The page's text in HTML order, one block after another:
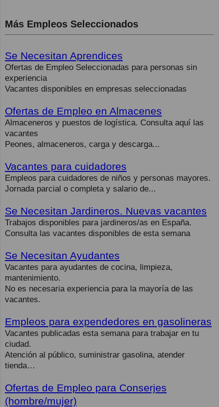
Más Empleos Seleccionados
Se Necesitan Aprendices
Ofertas de Empleo Seleccionadas para personas sin
experiencia
Vacantes disponibles en empresas seleccionadas
Ofertas de Empleo en Almacenes
Almaceneros y puestos de logística. Consulta aquí las
vacantes
Peones, almaceneros, carga y descarga...
Vacantes para cuidadores
Empleos para cuidadores de niños y personas mayores.
Jornada parcial o completa y salario de...
Se Necesitan Jardineros. Nuevas vacantes
Trabajos disponibles para jardineros/as en España.
Consulta las vacantes disponibles de esta semana
Se Necesitan Ayudantes
Vacantes para ayudantes de cocina, limpieza,
mantenimiento.
No es necesaria experiencia para la mayoría de las
vacantes.
Empleos para expendedores en gasolineras
Vacantes publicadas esta semana para trabajar en tu
ciudad.
Atención al público, suministrar gasolina, atender
tienda…
Ofertas de Empleo para Conserjes
(hombre/mujer)